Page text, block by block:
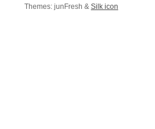
Themes: junFresh & Silk icon